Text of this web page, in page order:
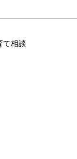
て相談